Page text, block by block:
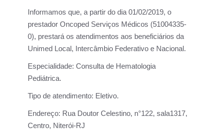
Informamos que, a partir do dia 01/02/2019, o
prestador Oncoped Serviços Médicos (51004335-
0), prestará os atendimentos aos beneficiários da
Unimed Local, Intercâmbio Federativo e Nacional.
Especialidade: Consulta de Hematologia
Pediátrica.
Tipo de atendimento: Eletivo.
Endereço: Rua Doutor Celestino, n°122, sala1317,
Centro, Niterói-RJ